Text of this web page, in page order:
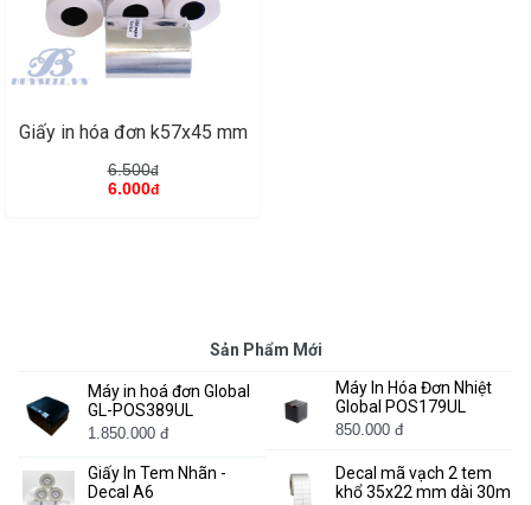
Sản Phẩm Mới
Máy in hoá đơn Global
GL-POS389UL
1.850.000 đ
Máy In Hóa Đơn Nhiệt
Global POS179UL
850.000 đ
Giấy In Tem Nhãn -
Decal A6
Decal mã vạch 2 tem
khổ 35x22 mm dài 30m
Giấy in hóa đơn k57x45 mm
6.500đ
6.000đ